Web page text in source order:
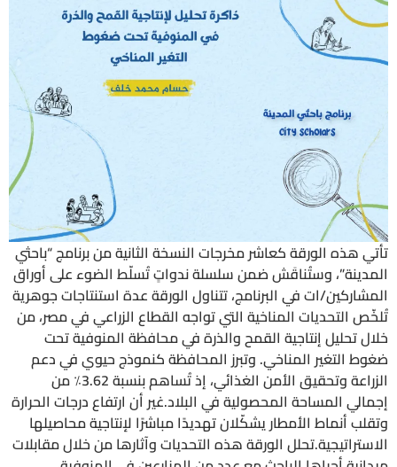
تأتي هذه الورقة كعاشر مخرجات النسخة الثانية من برنامج “باحثي
المدينة”، وستُناقَش ضمن سلسلة ندواتٍ تُسلّط الضوء على أوراق
المشاركين/ات في البرنامج، تتناول الورقة عدة استنتاجات جوهرية
تُلخّص التحديات المناخية التي تواجه القطاع الزراعي في مصر، من
خلال تحليل إنتاجية القمح والذرة في محافظة المنوفية تحت
ضغوط التغير المناخي. وتبرز المحافظة كنموذج حيوي في دعم
الزراعة وتحقيق الأمن الغذائي، إذ تُساهم بنسبة 3.62٪ من
إجمالي المساحة المحصولية في البلاد.غير أن ارتفاع درجات الحرارة
وتقلب أنماط الأمطار يشكّلان تهديدًا مباشرًا لإنتاجية محاصيلها
الاستراتيجية.تحلل الورقة هذه التحديات وآثارها من خلال مقابلات